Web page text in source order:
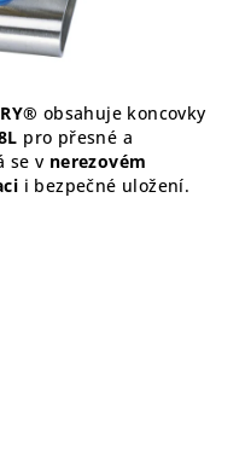
obsahuje koncovky
pro přesné a
se v nerezovém
i bezpečné uložení.